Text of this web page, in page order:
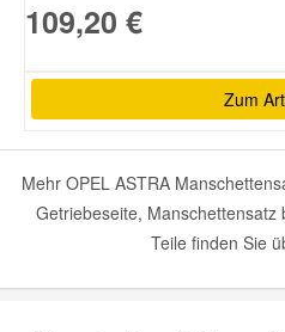
109,20 €
Zum
Mehr OPEL ASTRA
Getriebeseite,
Teile finden Sie